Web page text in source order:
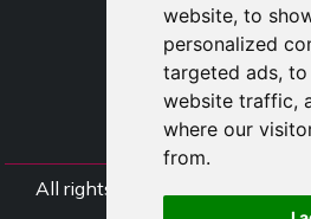
website, to
personalized
targeted ads,
website traffic,
where our
from.
PŘIHLÁSIT
NÁKUPNÍ
All rights Styliafoe s.r.l. © 2025